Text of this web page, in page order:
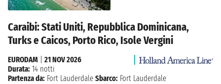
Caraibi: Stati Uniti, Repubblica Dominicana,
Turks e Caicos, Porto Rico, Isole Vergini
EURODAM
21 NOV 2026
Durata: 14 notti
Partenza da: Fort Lauderdale Sbarco: Fort Lauderdale